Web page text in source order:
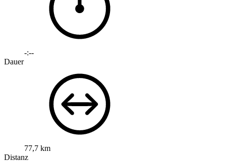
-:--
Dauer
77,7 km
Distanz